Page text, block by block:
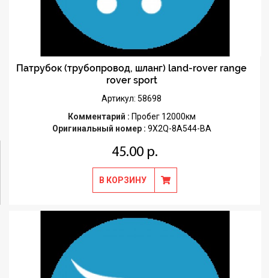
Патрубок (трубопровод, шланг) land-rover range
rover sport
Артикул: 58698
Комментарий : Пробег 12000км
Оригинальный номер : 9X2Q-8A544-BA
45.00 р.
В КОРЗИНУ